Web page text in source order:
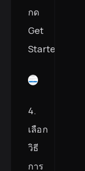
กด
Get
Started
4.
เลือก
วิธี
การ